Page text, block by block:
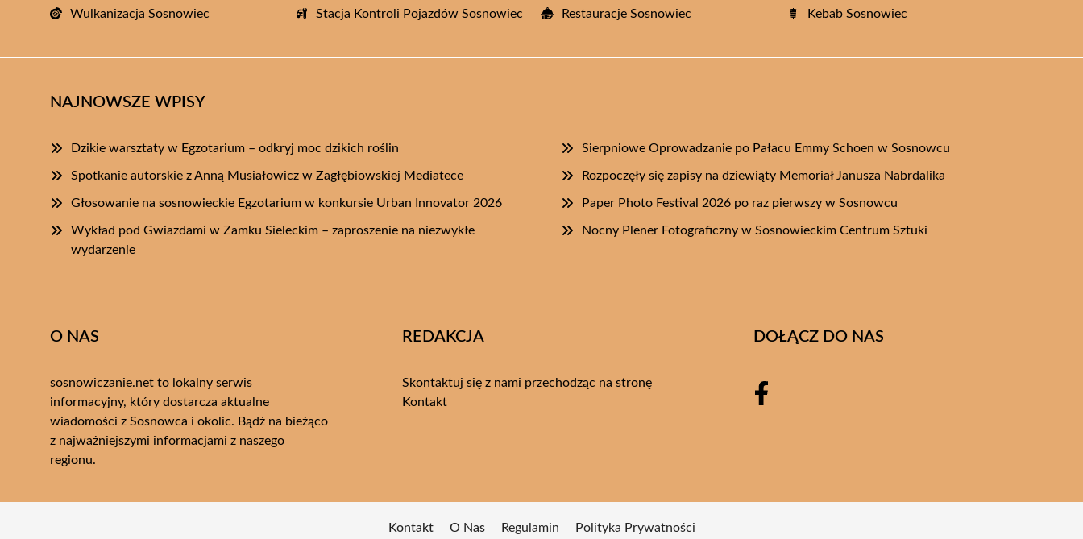
Wulkanizacja Sosnowiec Stacja Kontroli Pojazdów Sosnowiec Restauracje Sosnowiec Kebab Sosnowiec
NAJNOWSZE WPISY
Dzikie warsztaty w Egzotarium – odkryj moc dzikich roślin Sierpniowe Oprowadzanie po Pałacu Emmy Schoen w Sosnowcu
Spotkanie autorskie z Anną Musiałowicz w Zagłębiowskiej Mediatece Rozpoczęły się zapisy na dziewiąty Memoriał Janusza Nabrdalika
Głosowanie na sosnowieckie Egzotarium w konkursie Urban Innovator 2026 Paper Photo Festival 2026 po raz pierwszy w Sosnowcu
Wykład pod Gwiazdami w Zamku Sieleckim – zaproszenie na niezwykłe
wydarzenie
Nocny Plener Fotograficzny w Sosnowieckim Centrum Sztuki
O NAS
sosnowiczanie.net to lokalny serwis
informacyjny, który dostarcza aktualne
wiadomości z Sosnowca i okolic. Bądź na bieżąco
z najważniejszymi informacjami z naszego
regionu.
REDAKCJA
Skontaktuj się z nami przechodząc na stronę
Kontakt
DOŁĄCZ DO NAS
Kontakt O Nas Regulamin Polityka Prywatności